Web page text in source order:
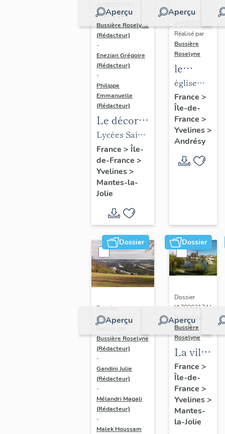
Aperçu
IM78002670 |
Réalisé par
Bussière Roselyne
(Rédacteur)
-
Enezian Grégoire
(Rédacteur)
-
Philippe
Emmanuelle
(Rédacteur)
Le décor
des lycées
de Mantes
Lycées Saint-
Exupéry et
Jean Rostand
France > Île-
de-France >
Yvelines>
Mantes-la-
Jolie
Aperçu
Dossier
Réalisé par
Bussière
Roselyne
le
mobilier
de
l'église
Saint-
Germain-
de-
Paris
église
paroissiale
Saint-
Germain
France >
Île-de-
France >
Yvelines>
Andrésy
Dossier
Aperçu
Dossier
IA78002272 |
Bussière Roselyne
(Rédacteur)
-
Gandini Julie
(Rédacteur)
-
Mélandri Magali
(Rédacteur)
-
Malek Houssam
Dossier
Aperçu
Dossier
IA78002174 |
Réalisé par
Bussière
Roselyne
La ville
de
Mantes-
la-Jolie
France >
Île-de-
France >
Yvelines>
Mantes-
la-Jolie